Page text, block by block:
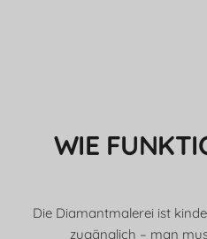
WIE
Die Diamantmalerei ist
zugänglich – man